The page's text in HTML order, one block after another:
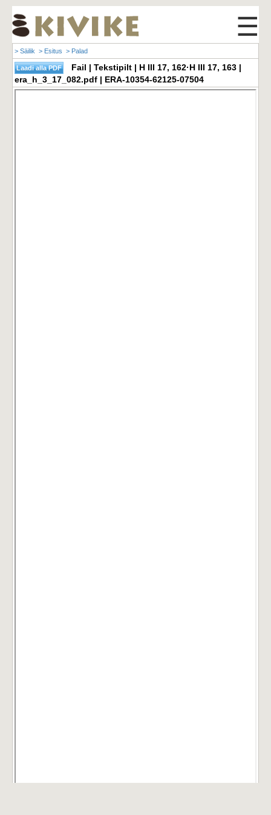
☰
> Säilik > Esitus > Palad
Fail | Tekstipilt | H III 17, 162·H III 17, 163 |
era_h_3_17_082.pdf | ERA-10354-62125-07504